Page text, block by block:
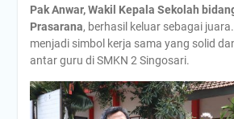
Pak Anwar, Wakil Kepala Sekolah
Prasarana, berhasil keluar sebagai
menjadi simbol kerja sama yang solid
antar guru di SMKN 2 Singosari.